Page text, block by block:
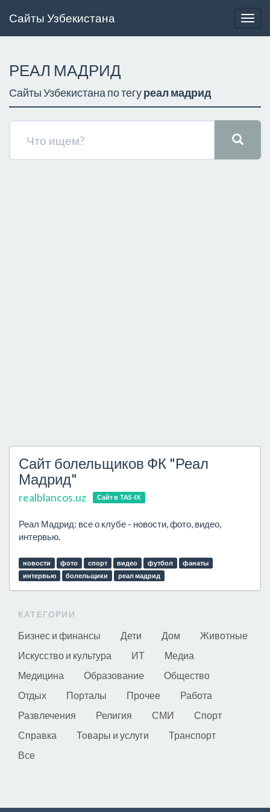
Сайты Узбекистана
РЕАЛ МАДРИД
Сайты Узбекистана по тегуреал мадрид
Сайт болельщиков ФК "Реал
Мадрид"
realblancos.uz Сайт в TAS-IX
Реал Мадрид: все о клубе - новости, фото, видео,
интервью.
новости фото спорт видео футбол
фанаты
интервью
болельщики реал мадрид
КАТЕГОРИИ
Бизнес и финансы Дети Дом
Животные
Искусство и культура
ИТ
Медиа
Медицина
Образование
Общество
Отдых
Порталы Прочее
Работа
Развлечения
Религия СМИ
Спорт
Справка
Товары и услуги
Транспорт
Все